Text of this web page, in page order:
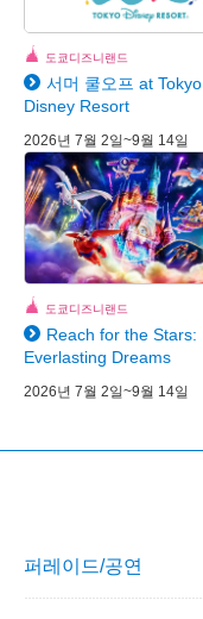
도쿄디즈니랜드
서머 쿨오프 at Tokyo
Disney Resort
2026년 7월 2일~9월 14일
도쿄디즈니랜드
Reach for the Stars:
Everlasting Dreams
2026년 7월 2일~9월 14일
퍼레이드/공연